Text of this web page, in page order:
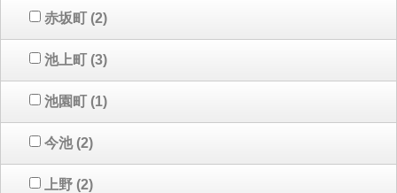
赤坂町 (2)
池上町 (3)
池園町 (1)
今池 (2)
上野 (2)